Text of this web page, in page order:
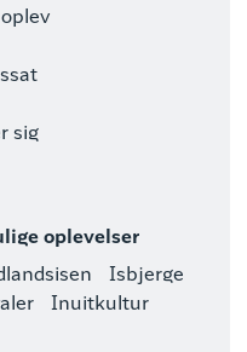
sig
oplevelser
Isbjerge
Inuitkultur